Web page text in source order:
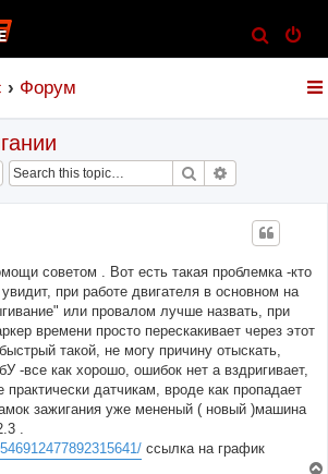
e
Форум
Search
советом . Вот есть такая проблемка -кто
при работе двигателя в основном на
или провалом лучше назвать, при
времени просто перескакивает через этот
такой, не могу причину отыскать,
-все как хорошо, ошибок нет а вздригивает,
практически датчикам, вроде как пропадает
зажигания уже мененый ( новый )машина
.
ссылка на график